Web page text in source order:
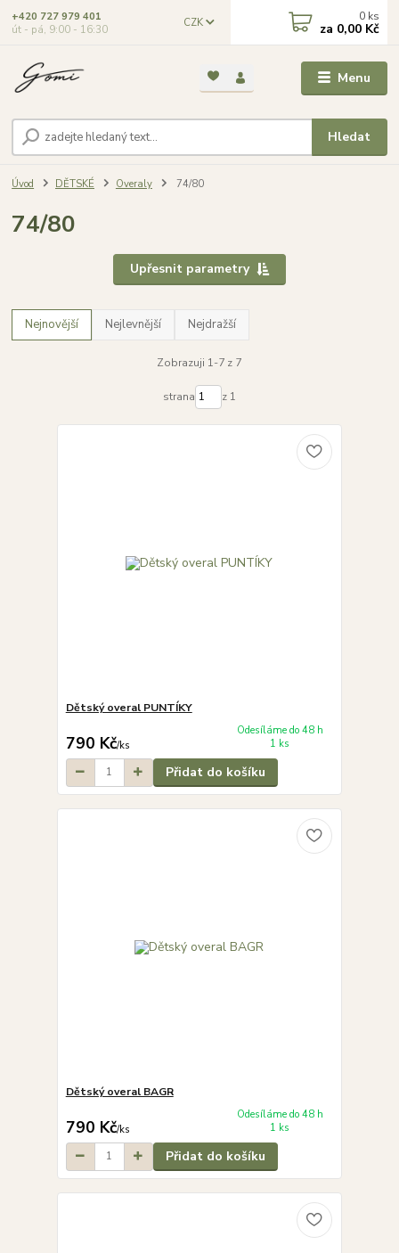
Menu
CZK
Hledat
+420 727 979 401
út - pá, 9:00 - 16:30
0 ks
za 0,00 Kč
Úvod DĚTSKÉ Overaly 74/80
74/80
Upřesnit parametry
Nejnovější Nejlevnější Nejdražší
Zobrazuji 1-7 z 7
strana z 1
Dětský overal PUNTÍKY
790 Kč/ks
Odesíláme do 48 h
1 ks
Přidat do košíku
Dětský overal BAGR
790 Kč/ks
Odesíláme do 48 h
1 ks
Přidat do košíku